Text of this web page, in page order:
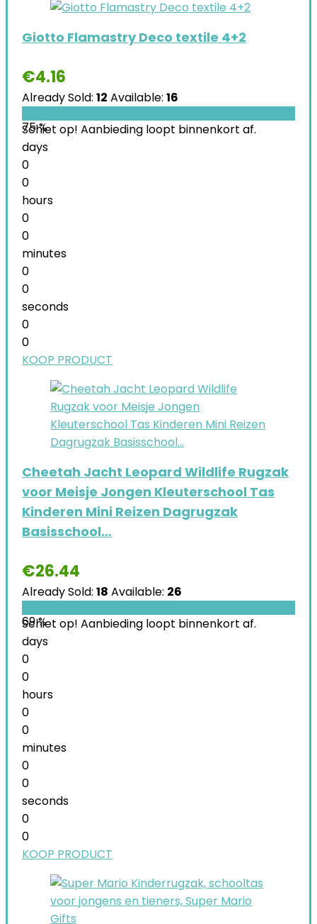
Giotto Flamastry Deco textile 4+2
€4.16
Already Sold: 12 Available: 16
75 %
Schiet op! Aanbieding loopt binnenkort af.
days
0
0
hours
0
0
minutes
0
0
seconds
0
0
KOOP PRODUCT
Cheetah Jacht Leopard Wildlife Rugzak
voor Meisje Jongen Kleuterschool Tas
Kinderen Mini Reizen Dagrugzak
Basisschool…
€26.44
Already Sold: 18 Available: 26
69 %
Schiet op! Aanbieding loopt binnenkort af.
days
0
0
hours
0
0
minutes
0
0
seconds
0
0
KOOP PRODUCT